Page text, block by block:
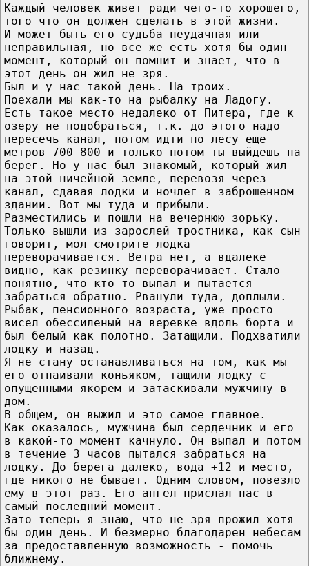
Каждый человек живет ради чего-то хорошего,
того что он должен сделать в этой жизни.
И может быть его судьба неудачная или
неправильная, но все же есть хотя бы один
момент, который он помнит и знает, что в
этот день он жил не зря.
Был и у нас такой день. На троих.
Поехали мы как-то на рыбалку на Ладогу.
Есть такое место недалеко от Питера, где к
озеру не подобраться, т.к. до этого надо
пересечь канал, потом идти по лесу еще
метров 700-800 и только потом ты выйдешь на
берег. Но у нас был знакомый, который жил
на этой ничейной земле, перевозя через
канал, сдавая лодки и ночлег в заброшенном
здании. Вот мы туда и прибыли.
Разместились и пошли на вечернюю зорьку.
Только вышли из зарослей тростника, как сын
говорит, мол смотрите лодка
переворачивается. Ветра нет, а вдалеке
видно, как резинку переворачивает. Стало
понятно, что кто-то выпал и пытается
забраться обратно. Рванули туда, доплыли.
Рыбак, пенсионного возраста, уже просто
висел обессиленый на веревке вдоль борта и
был белый как полотно. Затащили. Подхватили
лодку и назад.
Я не стану останавливаться на том, как мы
его отпаивали коньяком, тащили лодку с
опущенными якорем и затаскивали мужчину в
дом.
В общем, он выжил и это самое главное.
Как оказалось, мужчина был сердечник и его
в какой-то момент качнуло. Он выпал и потом
в течение 3 часов пытался забраться на
лодку. До берега далеко, вода +12 и место,
где никого не бывает. Одним словом, повезло
ему в этот раз. Его ангел прислал нас в
самый последний момент.
Зато теперь я знаю, что не зря прожил хотя
бы один день. И безмерно благодарен небесам
за предоставленную возможность - помочь
ближнему.